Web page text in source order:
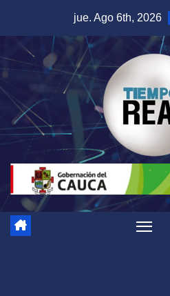
contenido
jue. Ago 6th, 2026